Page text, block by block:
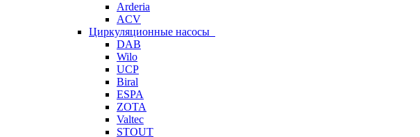
Arderia
ACV
Циркуляционные насосы
DAB
Wilo
UCP
Biral
ESPA
ZOTA
Valtec
STOUT